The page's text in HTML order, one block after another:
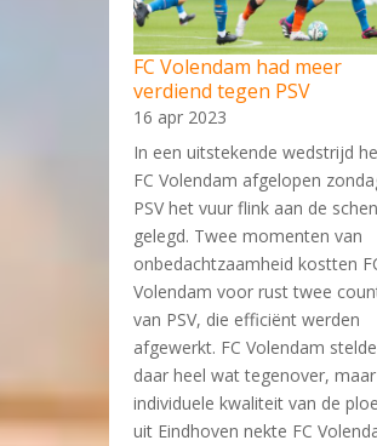
FC Volendam had meer
verdiend tegen PSV
16 apr 2023
In een uitstekende wedstrijd
FC Volendam afgelopen
PSV het vuur flink aan de
gelegd. Twee momenten van
onbedachtzaamheid kostten
Volendam voor rust twee
van PSV, die efficiënt werden
afgewerkt. FC Volendam stelde
daar heel wat tegenover,
individuele kwaliteit van de
uit Eindhoven nekte FC